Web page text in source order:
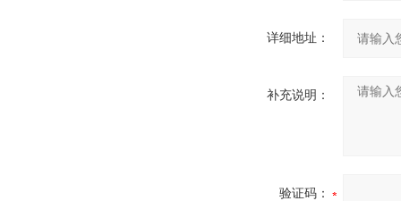
详细地址：
补充说明：
验证码：